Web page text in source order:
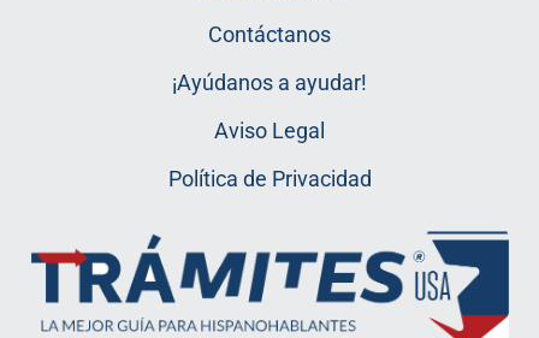
Contáctanos
¡Ayúdanos a ayudar!
Aviso Legal
Política de Privacidad